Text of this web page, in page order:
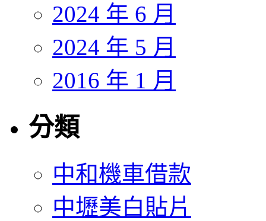
2024 年 6 月
2024 年 5 月
2016 年 1 月
分類
中和機車借款
中壢美白貼片